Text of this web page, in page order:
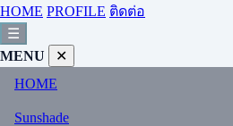
HOME PROFILE ติดต่อ
☰
MENU
✕
HOME
Sunshade